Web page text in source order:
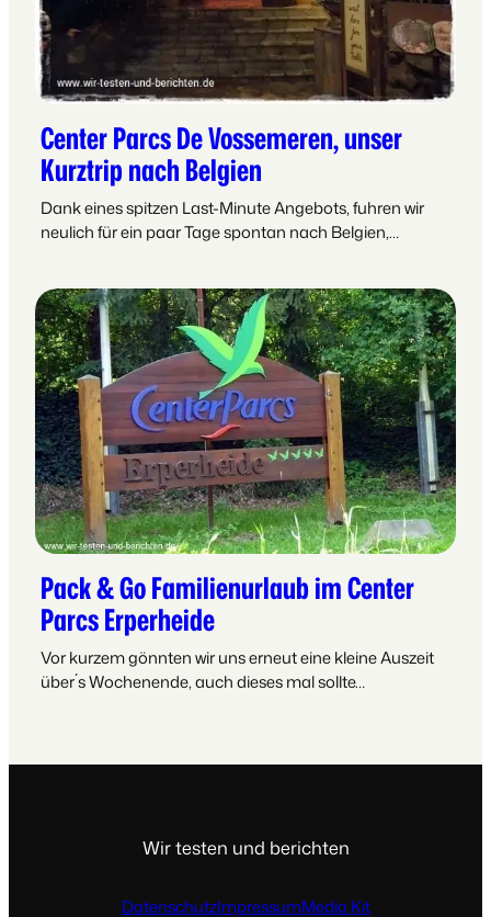
Center Parcs De Vossemeren, unser
Kurztrip nach Belgien
Dank eines spitzen Last-Minute Angebots, fuhren wir
neulich für ein paar Tage spontan nach Belgien,…
Pack & Go Familienurlaub im Center
Parcs Erperheide
Vor kurzem gönnten wir uns erneut eine kleine Auszeit
über´s Wochenende, auch dieses mal sollte…
Wir testen und berichten
DatenschutzImpressumMedia Kit